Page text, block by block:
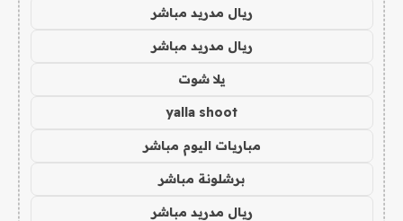
ريال مدريد مباشر
ريال مدريد مباشر
يلا شوت
yalla shoot
مباريات اليوم مباشر
برشلونة مباشر
ريال مدريد مباشر